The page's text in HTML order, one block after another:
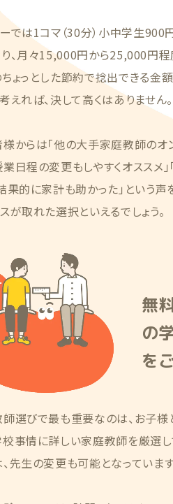
では1コマ（30分）小中学生
、月々15,000円から25,000円
ょっとした節約で捻出できる金
えれば、決して高くはありません。
からは「他の大手家庭教師のオ
日程の変更もしやすくオススメ
果的に家計も助かった」という
が取れた選択といえるでしょう。
無
の
を
選びで最も重要なのは、お子様
事情に詳しい家庭教師を厳選
先生の変更も可能となっています